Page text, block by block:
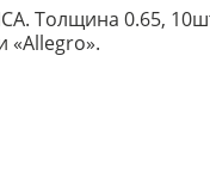
Толщина 0.65,
«Allegro».